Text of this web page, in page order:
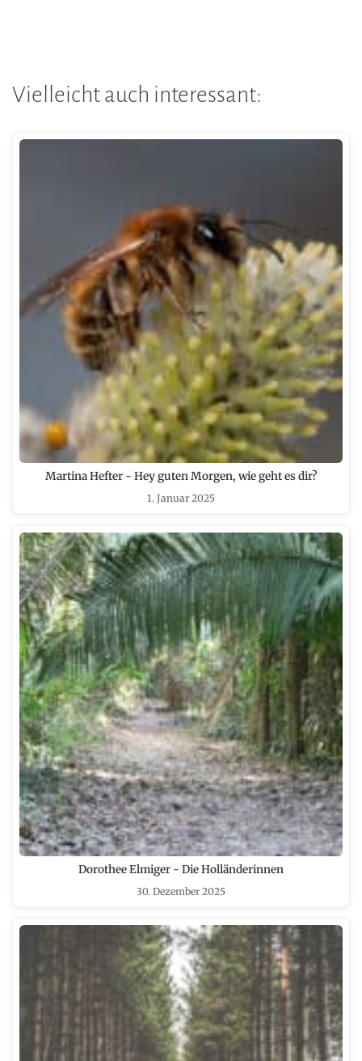
Vielleicht auch interessant:
Martina Hefter - Hey guten Morgen, wie geht es dir?
1. Januar 2025
Dorothee Elmiger - Die Holländerinnen
30. Dezember 2025